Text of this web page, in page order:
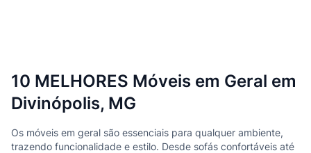
10 MELHORES Móveis em Geral em
Divinópolis, MG
Os móveis em geral são essenciais para qualquer ambiente,
trazendo funcionalidade e estilo. Desde sofás confortáveis até